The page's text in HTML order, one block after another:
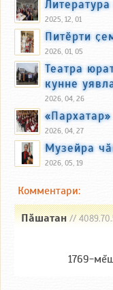
2025, 12, 01
Питӗрти
2026, 01, 05
Театра
кунне
2026, 04, 26
2026, 04, 27
Музейра
2026, 05, 19
Комментари:
Пăшатан//
1769-